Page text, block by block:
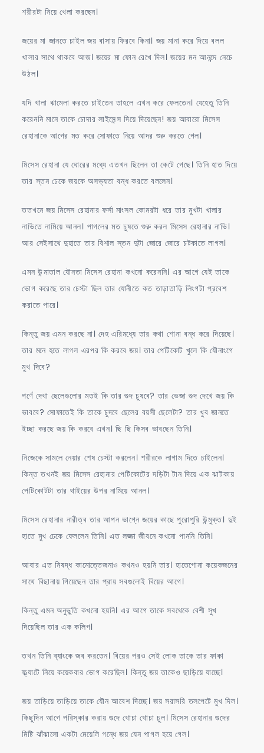
শরীরটা নিয়ে খেলা করছেন।
জয়ের মা জানতে চাইল জয় বাসায় ফিরবে কিনা। জয় মানা করে দিয়ে বলল
খালার সাথে থাকবে আজ। জয়ের মা ফোন রেখে দিল। জয়ের মন আনন্দে নেচে
উঠল।
যদি খালা ঝামেলা করতে চাইতেন তাহলে এখন করে ফেলতেন। যেহেতু তিনি
করেননি মানে তাকে চোদার লাইসেন্স দিয়ে দিয়েছেন! জয় আবারো মিসেস
রেহানাকে আগের মত করে সোফাতে নিয়ে আদর শুরু করতে গেল।
মিসেস রেহানা যে ঘোরের মধ্যে এতখন ছিলেন তা কেটে গেছে। তিনি হাত দিয়ে
তার স্তন ঢেকে জয়কে অসভ্যতা বন্ধ করতে বললেন।
ততখনে জয় মিসেস রেহানার ফর্সা মাংসল কোমরটা ধরে তার মুখটা খালার
নাভিতে নামিয়ে আনল। পাগলের মত চুষতে শুরু করল মিসেস রেহানার নাভি।
আর সেইসাথে দুহাতে তার বিশাল স্তন দুটা জোরে জোরে চটকাতে লাগল।
এমন উন্মাতাল যৌনতা মিসেস রেহানা কখনো করেননি। এর আগে যেই তাকে
ভোগ করেছে তার চেস্টা ছিল তার যোনীতে কত তাড়াতাড়ি লিংগটা প্রবেশ
করাতে পারে।
কিন্তু জয় এমন করছে না। দেহ এরিমধ্যে তার কথা শোনা বন্ধ করে দিয়েছে।
তার মনে হতে লাগল এরপর কি করবে জয়। তার পেটিকোট খুলে কি যৌনাংগে
মুখ দিবে?
পর্ণে দেখা ছেলেগুলোর মতই কি তার গুদ চুষবে? তার ভেজা গুদ দেখে জয় কি
ভাববে? সোফাতেই কি তাকে চুদবে ছেলের বয়সী ছেলেটা? তার খুব জানতে
ইচ্ছা করছে জয় কি করবে এখন। ছি ছি কিসব ভাবছেন তিনি।
নিজেকে সামলে নেয়ার শেষ চেস্টা করলেন। শরীরকে লাগাম দিতে চাইলেন।
কিন্ত তখনই জয় মিসেস রেহানার পেটিকোটের দড়িটা টান দিয়ে এক ঝাটকায়
পেটিকোটটা তার থাইয়ের উপর নামিয়ে আনল।
মিসেস রেহানার নারীত্ব তার আপন ভাগ্নে জয়ের কাছে পুরোপুরি উন্মুক্ত। দুই
হাতে মুখ ঢেকে ফেললেন তিনি। এত লজ্জা জীবনে কখনো পাননি তিনি।
আবার এত নিষদ্ধ কামোত্তেজনাও কখনও হয়নি তার। হাতেগোনা কয়েকজনের
সাথে বিছানায় গিয়েছেন তার প্রায় সবগুলোই বিয়ের আগে।
কিন্তু এমন অনুভুতি কখনো হয়নি। এর আগে তাকে সবথেকে বেশী সুখ
দিয়েছিল তার এক কলিগ।
তখন তিনি ব্যাংকে জব করতেন। বিয়ের পরও সেই লোক তাকে তার ফাকা
ফ্ল্যাটে নিয়ে কয়েকবার ভোগ করেছিল। কিন্তু জয় তাকেও ছাড়িয়ে যাচ্ছে।
জয় তাড়িয়ে তাড়িয়ে তাকে যৌন আবেশ দিচ্ছে। জয় সরাসরি তলপেটে মুখ দিল।
কিছুদিন আগে পরিস্কার করায় গুদে খোচা খোচা চুল। মিসেস রেহানার গুদের
মিষ্টি ঝাঁঝালো একটা মেয়েলি গন্ধে জয় যেন পাগল হয়ে গেল।